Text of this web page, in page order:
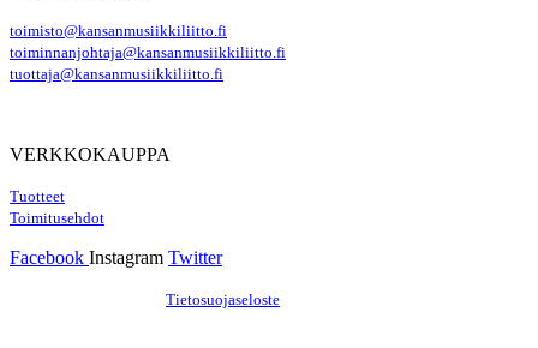
toimisto@kansanmusiikkiliitto.fi
toiminnanjohtaja@kansanmusiikkiliitto.fi
tuottaja@kansanmusiikkiliitto.fi
VERKKOKAUPPA
Tuotteet
Toimitusehdot
Facebook Instagram Twitter
Tietosuojaseloste